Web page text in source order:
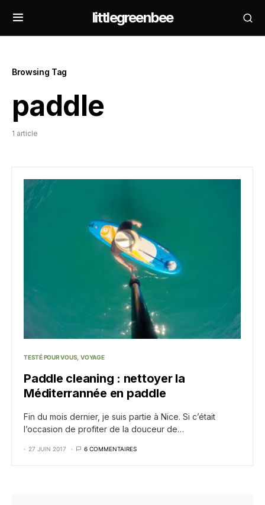
littlegreenbee
Browsing Tag
paddle
1 article
TESTÉ POUR VOUS VOYAGE
Paddle cleaning : nettoyer la
Méditerrannée en paddle
Fin du mois dernier, je suis partie à Nice. Si c’était
l’occasion de profiter de la douceur de…
27 JUIN 2017 6 COMMENTAIRES